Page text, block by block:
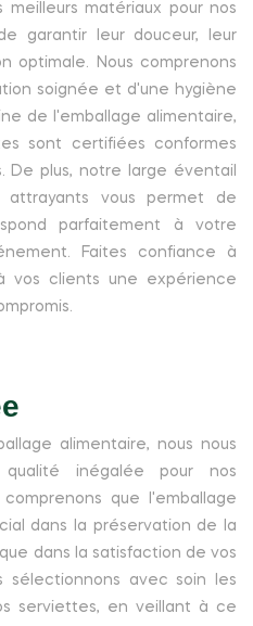
matériaux pour nos
garantir leur douceur, leur
optimale. Nous comprenons
soignée et d'une hygiène
de l'emballage alimentaire,
sont certifiées conformes
De plus, notre large éventail
vous permet de
parfaitement à votre
Faites confiance à
vos clients une expérience
alimentaire, nous nous
inégalée pour nos
que l'emballage
dans la préservation de la
dans la satisfaction de vos
sélectionnons avec soin les
serviettes, en veillant à ce